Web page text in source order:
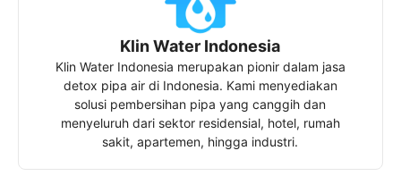
Klin Water Indonesia
Klin Water Indonesia merupakan pionir dalam jasa
detox pipa air di Indonesia. Kami menyediakan
solusi pembersihan pipa yang canggih dan
menyeluruh dari sektor residensial, hotel, rumah
sakit, apartemen, hingga industri.